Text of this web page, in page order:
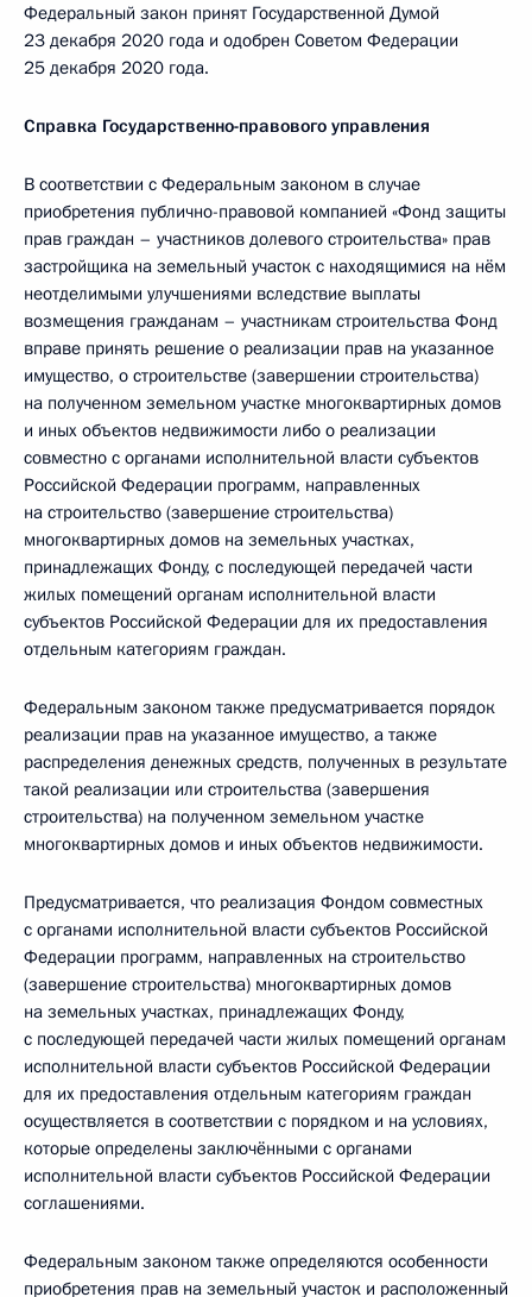
Федеральный закон принят Государственной Думой
23 декабря 2020 года и одобрен Советом Федерации
25 декабря 2020 года.
Справка Государственно-правового управления
В соответствии с Федеральным законом в случае
приобретения публично-правовой компанией «Фонд защиты
прав граждан – участников долевого строительства» прав
застройщика на земельный участок с находящимися на нём
неотделимыми улучшениями вследствие выплаты
возмещения гражданам – участникам строительства Фонд
вправе принять решение о реализации прав на указанное
имущество, о строительстве (завершении строительства)
на полученном земельном участке многоквартирных домов
и иных объектов недвижимости либо о реализации
совместно с органами исполнительной власти субъектов
Российской Федерации программ, направленных
на строительство (завершение строительства)
многоквартирных домов на земельных участках,
принадлежащих Фонду, с последующей передачей части
жилых помещений органам исполнительной власти
субъектов Российской Федерации для их предоставления
отдельным категориям граждан.
Федеральным законом также предусматривается порядок
реализации прав на указанное имущество, а также
распределения денежных средств, полученных в результате
такой реализации или строительства (завершения
строительства) на полученном земельном участке
многоквартирных домов и иных объектов недвижимости.
Предусматривается, что реализация Фондом совместных
с органами исполнительной власти субъектов Российской
Федерации программ, направленных на строительство
(завершение строительства) многоквартирных домов
на земельных участках, принадлежащих Фонду,
с последующей передачей части жилых помещений органам
исполнительной власти субъектов Российской Федерации
для их предоставления отдельным категориям граждан
осуществляется в соответствии с порядком и на условиях,
которые определены заключёнными с органами
исполнительной власти субъектов Российской Федерации
соглашениями.
Федеральным законом также определяются особенности
приобретения прав на земельный участок и расположенный